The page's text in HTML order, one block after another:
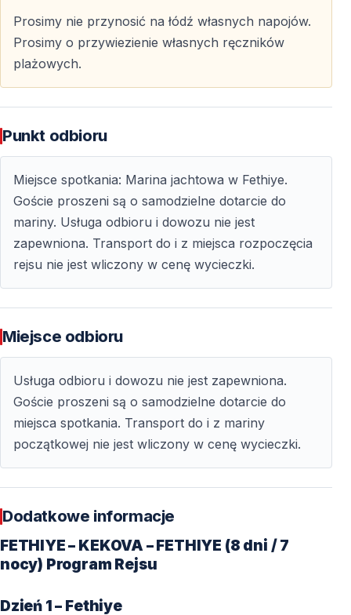
Prosimy nie przynosić na łódź własnych napojów.
Prosimy o przywiezienie własnych ręczników
plażowych.
Punkt odbioru
Miejsce spotkania: Marina jachtowa w Fethiye.
Goście proszeni są o samodzielne dotarcie do
mariny. Usługa odbioru i dowozu nie jest
zapewniona. Transport do i z miejsca rozpoczęcia
rejsu nie jest wliczony w cenę wycieczki.
Miejsce odbioru
Usługa odbioru i dowozu nie jest zapewniona.
Goście proszeni są o samodzielne dotarcie do
miejsca spotkania. Transport do i z mariny
początkowej nie jest wliczony w cenę wycieczki.
Dodatkowe informacje
FETHIYE – KEKOVA – FETHIYE (8 dni / 7
nocy) Program Rejsu
Dzień 1 – Fethiye